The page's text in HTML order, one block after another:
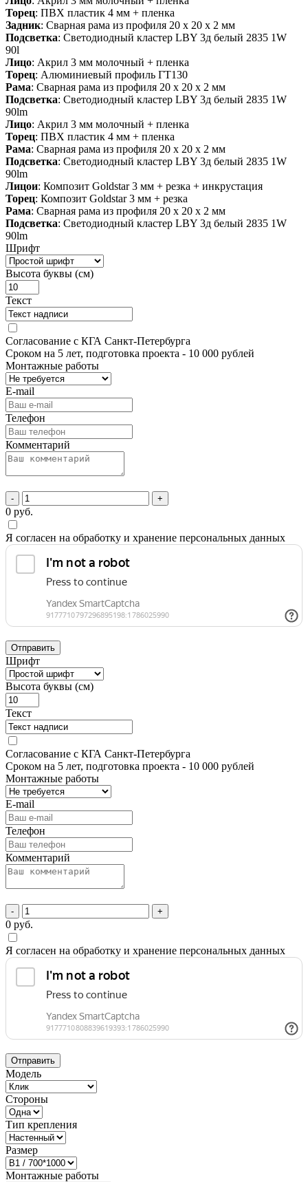
Торец: ПВХ пластик 4 мм + пленка
Задник: Сварная рама из профиля 20 х 20 х 2 мм
Подсветка: Светодиодный кластер LBY 3д белый 2835 1W
90l
Лицо: Акрил 3 мм молочный + пленка
Торец: Алюминиевый профиль ГТ130
Рама: Сварная рама из профиля 20 х 20 х 2 мм
Подсветка: Светодиодный кластер LBY 3д белый 2835 1W
90lm
Лицо: Акрил 3 мм молочный + пленка
Торец: ПВХ пластик 4 мм + пленка
Рама: Сварная рама из профиля 20 х 20 х 2 мм
Подсветка: Светодиодный кластер LBY 3д белый 2835 1W
90lm
Лицои: Композит Goldstar 3 мм + резка + инкрустация
Торец: Композит Goldstar 3 мм + резка
Рама: Сварная рама из профиля 20 х 20 х 2 мм
Подсветка: Светодиодный кластер LBY 3д белый 2835 1W
90lm
Шрифт
Высота буквы (см)
Текст
Согласование с КГА Санкт-Петербурга
Сроком на 5 лет, подготовка проекта - 10 000 рублей
Монтажные работы
E-mail
Телефон
Комментарий
- +
0 руб.
Я согласен на обработку и хранение персональных данных
Отправить
Шрифт
Высота буквы (см)
Текст
Согласование с КГА Санкт-Петербурга
Сроком на 5 лет, подготовка проекта - 10 000 рублей
Монтажные работы
E-mail
Телефон
Комментарий
- +
0 руб.
Я согласен на обработку и хранение персональных данных
Отправить
Модель
Стороны
Тип крепления
Размер
Монтажные работы